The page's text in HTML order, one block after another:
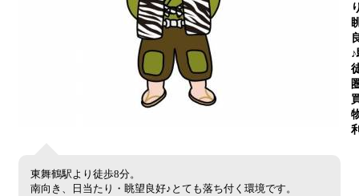
東舞鶴駅より徒歩8分。
南向き、日当たり・眺望良好♪とても落ち付く環境です。